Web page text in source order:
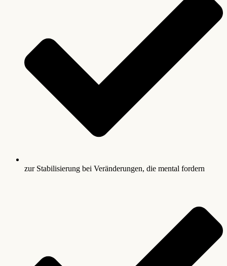
zur Stabilisierung bei Veränderungen, die mental fordern